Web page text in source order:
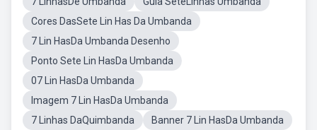
Cores DasSete Lin Has Da Umbanda
7 Lin HasDa Umbanda Desenho
Ponto Sete Lin HasDa Umbanda
07 Lin HasDa Umbanda
Imagem 7 Lin HasDa Umbanda
7 Linhas DaQuimbanda
Banner 7 Lin HasDa Umbanda